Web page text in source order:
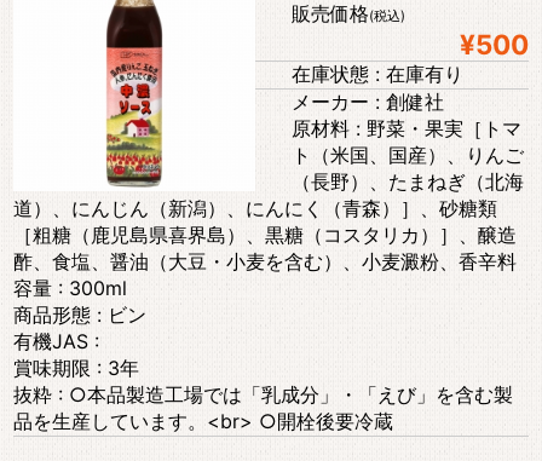
販売価格(税込)
¥500
在庫状態 : 在庫有り
メーカー : 創健社
原材料 : 野菜・果実［トマ
ト（米国、国産）、りんご
（長野）、たまねぎ（北海
道）、にんじん（新潟）、にんにく（青森）］、砂糖類
［粗糖（鹿児島県喜界島）、黒糖（コスタリカ）］、醸造
酢、食塩、醤油（大豆・小麦を含む）、小麦澱粉、香辛料
容量 : 300ml
商品形態 : ビン
有機JAS :
賞味期限 : 3年
抜粋 : ○本品製造工場では「乳成分」・「えび」を含む製
品を生産しています。<br> ○開栓後要冷蔵